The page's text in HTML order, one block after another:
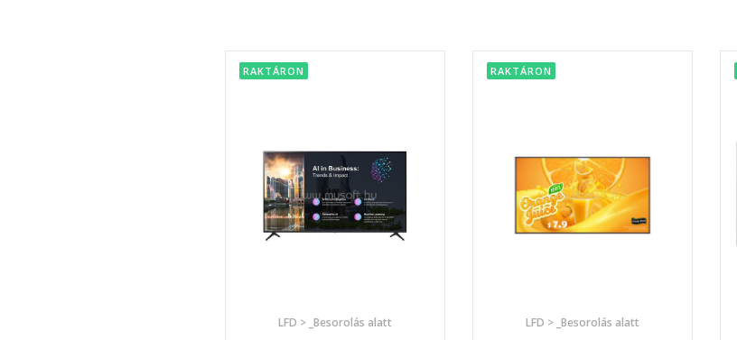
RAKTÁRON
LFD > _Besorolás alatt
RAKTÁRON
LFD > _Besorolás alatt